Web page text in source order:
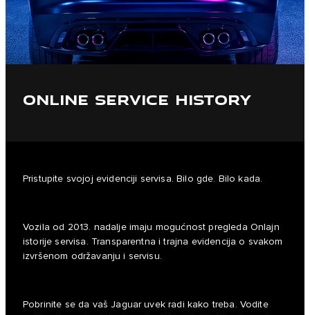
ONLINE SERVICE HISTORY
Pristupite svojoj evidenciji servisa. Bilo gde. Bilo kada.
Vozila od 2013. nadalje imaju mogućnost pregleda Onlajn
istorije servisa. Transparentna i trajna evidencija o svakom
izvršenom održavanju i servisu.
Pobrinite se da vaš Jaguar uvek radi kako treba. Vodite